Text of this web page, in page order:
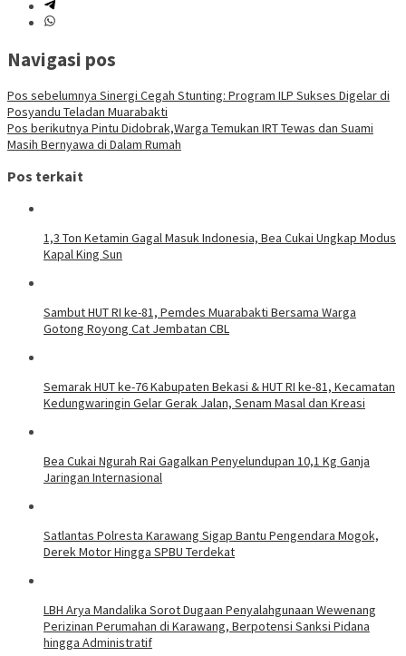
Navigasi pos
Pos sebelumnya Sinergi Cegah Stunting: Program ILP Sukses Digelar di
Posyandu Teladan Muarabakti
Pos berikutnya Pintu Didobrak,Warga Temukan IRT Tewas dan Suami
Masih Bernyawa di Dalam Rumah
Pos terkait
1,3 Ton Ketamin Gagal Masuk Indonesia, Bea Cukai Ungkap Modus
Kapal King Sun
Sambut HUT RI ke-81, Pemdes Muarabakti Bersama Warga
Gotong Royong Cat Jembatan CBL
Semarak HUT ke-76 Kabupaten Bekasi & HUT RI ke-81, Kecamatan
Kedungwaringin Gelar Gerak Jalan, Senam Masal dan Kreasi
Bea Cukai Ngurah Rai Gagalkan Penyelundupan 10,1 Kg Ganja
Jaringan Internasional
Satlantas Polresta Karawang Sigap Bantu Pengendara Mogok,
Derek Motor Hingga SPBU Terdekat
LBH Arya Mandalika Sorot Dugaan Penyalahgunaan Wewenang
Perizinan Perumahan di Karawang, Berpotensi Sanksi Pidana
hingga Administratif